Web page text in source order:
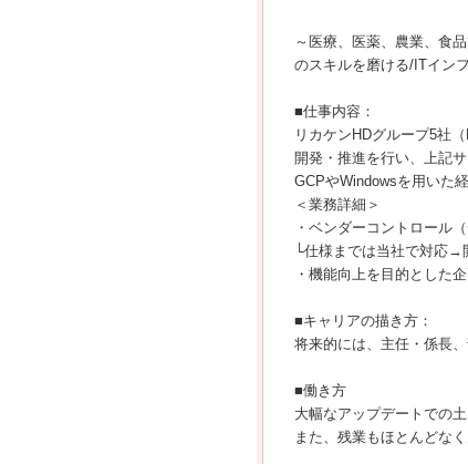
～医療、医薬、農業、食
のスキルを磨ける/ITイン
■仕事内容：
リカケンHDグループ5社
開発・推進を行い、上記
GCPやWindowsを用いた
＜業務詳細＞
・ベンダーコントロール
└仕様までは当社で対応→
・機能向上を目的とした
■キャリアの描き方：
将来的には、主任・係長
■働き方
大幅なアップデートでの
また、残業もほとんどな